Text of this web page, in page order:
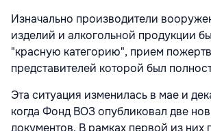
Изначально производители
изделий и алкогольной продукции
"красную категорию", прием
представителей которой был
Эта ситуация изменилась в мае и
когда Фонд ВОЗ опубликовал две
документов. В рамках первой из них